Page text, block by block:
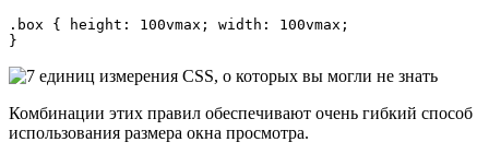
.box { height: 100vmax; width: 100vmax;
}
Комбинации этих правил обеспечивают очень гибкий способ
использования размера окна просмотра.